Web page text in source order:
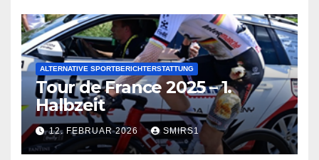
ALTERNATIVE SPORTBERICHTERSTATTUNG
Tour de France 2025 – 1.
Halbzeit
12. FEBRUAR 2026 SMIRS1